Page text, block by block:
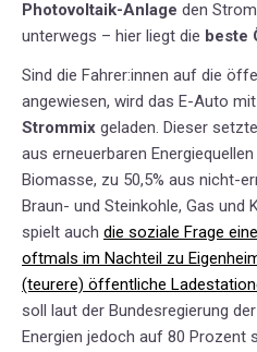
Photovoltaik-Anlage den
unterwegs – hier liegt die beste
Sind die Fahrer:innen auf die
angewiesen, wird das E-Auto
Strommix geladen. Dieser
aus erneuerbaren
Biomasse, zu 50,5% aus nicht-
Braun- und Steinkohle, Gas und
spielt auch die soziale Frage
oftmals im Nachteil zu
(teurere) öffentliche
soll laut der Bundesregierung
Energien jedoch auf 80 Prozent